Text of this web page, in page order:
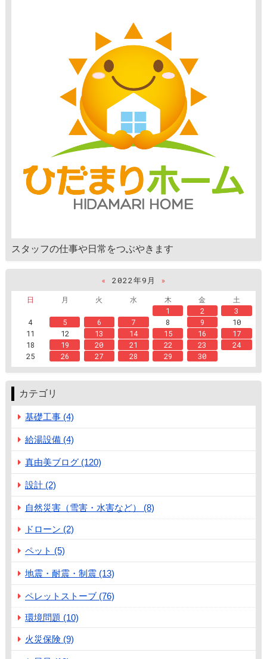
スタッフの仕事や日常をつぶやきます
« 2022年9月
»
日
月 火 水 木 金
土
1
2
3
4
5 6 7 8 9
10
11
12 13 14 15 16
17
18
19 20 21 22 23
24
25
26 27 28 29 30
カテゴリ
基礎工事 (4)
給湯設備 (4)
真由美ブログ (120)
設計 (2)
自然災害（雪害・水害など） (8)
ドローン (2)
ペット (5)
地震・耐震・制震 (13)
ペレットストーブ (76)
環境問題 (10)
火災保険 (9)